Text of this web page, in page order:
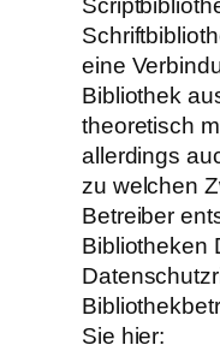
eine
Bibliothek
theoretisch
allerdings
zu welchen
Betreiber
Bibliotheken
Sie hier: